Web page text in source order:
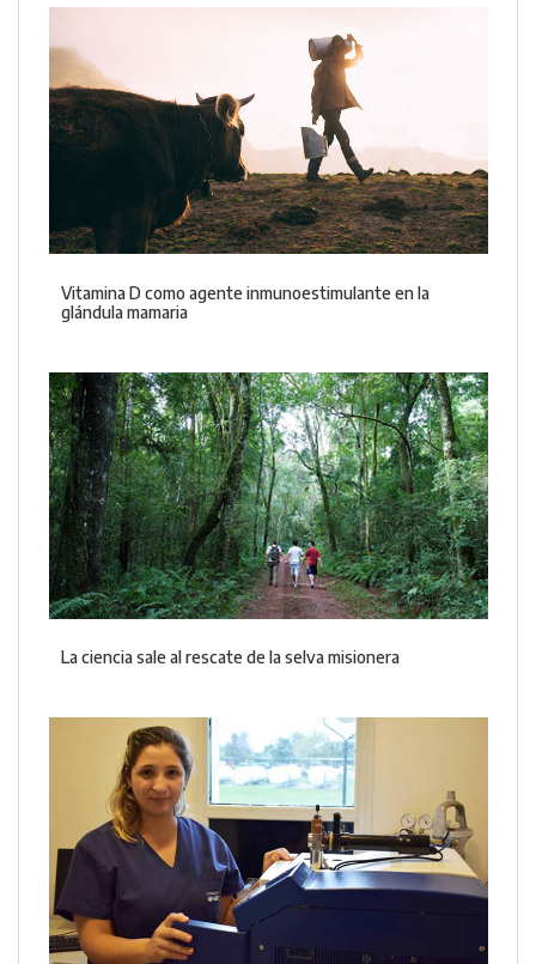
Vitamina D como agente inmunoestimulante en la
glándula mamaria
La ciencia sale al rescate de la selva misionera